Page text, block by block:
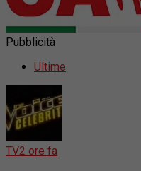
Pubblicità
Ultime
TV2 ore fa